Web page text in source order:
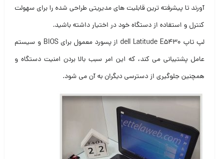
آورند تا پیشرفته ترین قابلیت های مدیریتی طراحی شده را برای سهولت
کنترل و استفاده از دستگاه خود در اختیار داشته باشید.
لپ تاپ dell Latitude E5430 از پسورد معمول برای BIOS و سیستم
عامل پشتیبانی می کند، که این امر سبب بالا بردن امنیت دستگاه و
همچنین جلوگیری از دسترسی دیگران به آن می شود.